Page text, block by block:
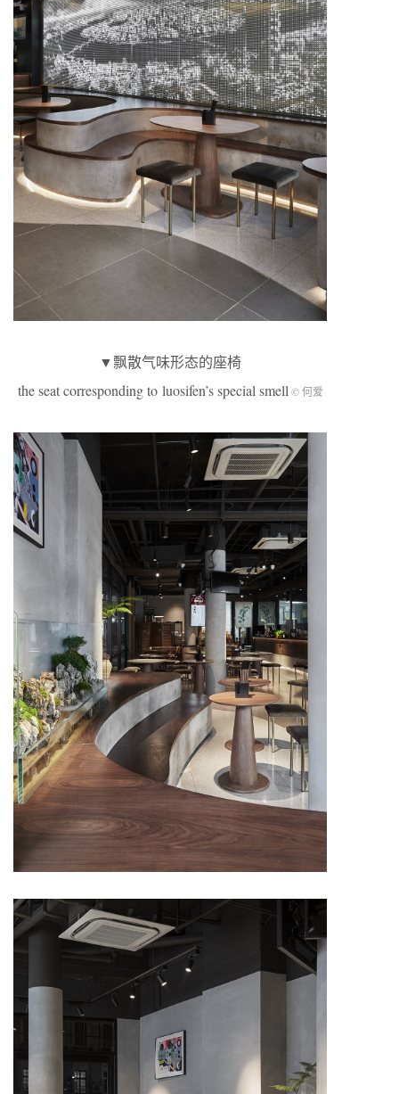
▼飘散气味形态的座椅
the seat corresponding to luosifen’s special smell © 何爱